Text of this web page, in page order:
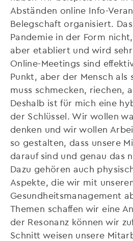
Abständen online Info-
Belegschaft organisiert.
Pandemie in der Form
aber etabliert und wird
Online-Meetings sind
Punkt, aber der Mensch als
muss schmecken, riechen,
Deshalb ist für mich eine
der Schlüssel. Wir wollen
denken und wir wollen
so gestalten, dass unsere
darauf sind und genau das
Dazu gehören auch
Aspekte, die wir mit
Gesundheitsmanagement
Themen schaffen wir eine
der Resonanz können wir
Schnitt weisen unsere